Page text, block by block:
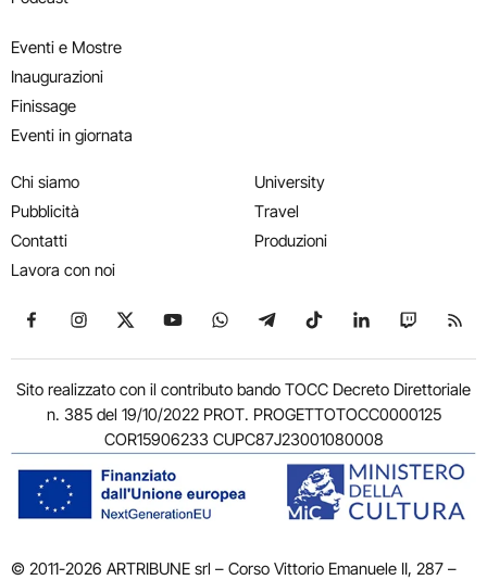
Eventi e Mostre
Inaugurazioni
Finissage
Eventi in giornata
Chi siamo
Pubblicità
Contatti
Lavora con noi
University
Travel
Produzioni
Seguici su Facebook
Seguici su Instagram
Seguici su X
Seguici su YouTube
Seguici su WhatsApp
Seguici su Telegram
Seguici su TikTok
Seguici su
Seguici
Sito realizzato con il contributo bando TOCC Decreto Direttoriale
n. 385 del 19/10/2022 PROT. PROGETTOTOCC0000125
COR15906233 CUPC87J23001080008
© 2011-2026 ARTRIBUNE srl – Corso Vittorio Emanuele II, 287 –